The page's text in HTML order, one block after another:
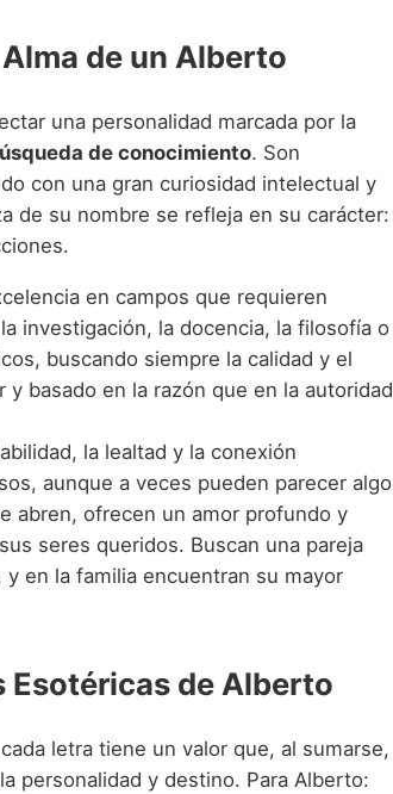
de un Alberto
una personalidad marcada por la
de conocimiento. Son
con una gran curiosidad intelectual y
de su nombre se refleja en su carácter:
en campos que requieren
investigación, la docencia, la filosofía o
buscando siempre la calidad y el
basado en la razón que en la autoridad
la lealtad y la conexión
aunque a veces pueden parecer algo
abren, ofrecen un amor profundo y
seres queridos. Buscan una pareja
en la familia encuentran su mayor
Esotéricas de Alberto
letra tiene un valor que, al sumarse,
personalidad y destino. Para Alberto: